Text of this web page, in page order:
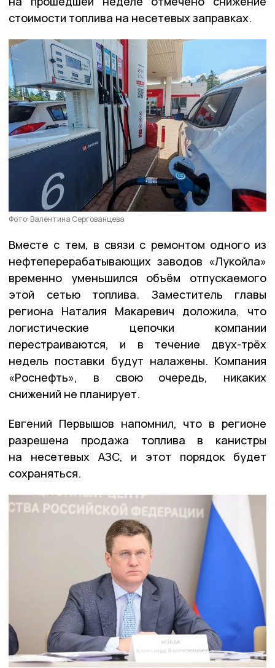
стоимости топлива на несетевых заправках.
Фото: Валентина Сергованцева
Вместе с тем, в связи с ремонтом одного из
нефтеперерабатывающих заводов «Лукойла»
временно уменьшился объём отпускаемого
этой сетью топлива. Заместитель главы
региона Наталия Макаревич доложила, что
логистические цепочки компании
перестраиваются, и в течение двух-трёх
недель поставки будут налажены. Компания
«Роснефть», в свою очередь, никаких
снижений не планирует.
Евгений Первышов напомнил, что в регионе
разрешена продажа топлива в канистры
на несетевых АЗС, и этот порядок будет
сохраняться.